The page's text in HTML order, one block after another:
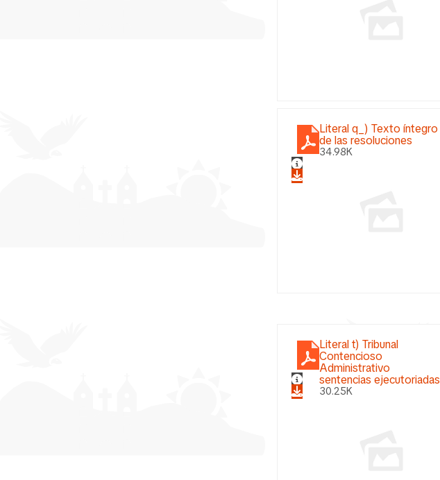
Literal q_) Texto íntegro
de las resoluciones
34.98K
Literal t) Tribunal
Contencioso
Administrativo
sentencias ejecutoriadas
30.25K